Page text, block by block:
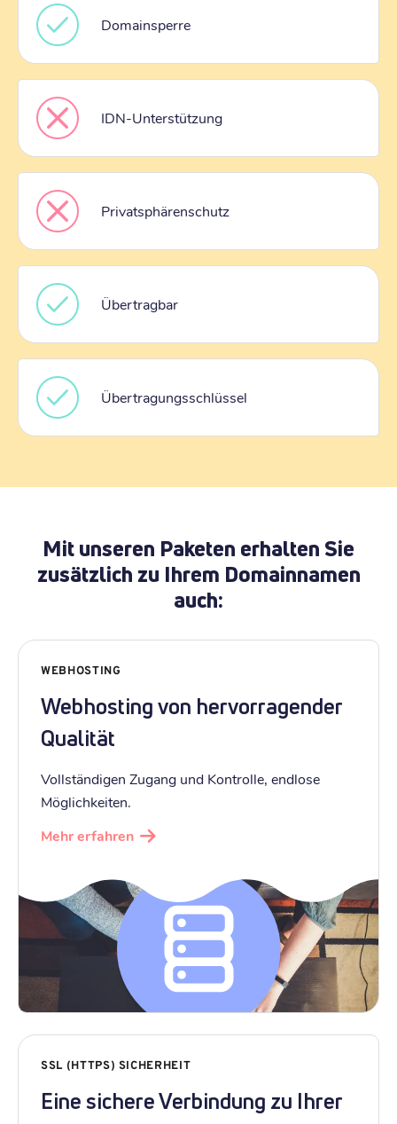
Domainsperre
IDN-Unterstützung
Privatsphärenschutz
Übertragbar
Übertragungsschlüssel
Mit unseren Paketen erhalten Sie
zusätzlich zu Ihrem Domainnamen
auch:
WEBHOSTING
Webhosting von hervorragender
Qualität
Vollständigen Zugang und Kontrolle, endlose
Möglichkeiten.
Mehr erfahren
SSL (HTTPS) SICHERHEIT
Eine sichere Verbindung zu Ihrer